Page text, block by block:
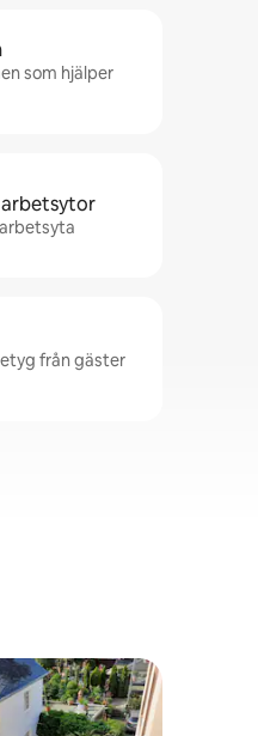
som hjälper
arbetsytor
från gäster